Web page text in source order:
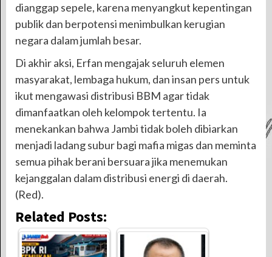
dianggap sepele, karena menyangkut kepentingan
publik dan berpotensi menimbulkan kerugian
negara dalam jumlah besar.
Di akhir aksi, Erfan mengajak seluruh elemen
masyarakat, lembaga hukum, dan insan pers untuk
ikut mengawasi distribusi BBM agar tidak
dimanfaatkan oleh kelompok tertentu. Ia
menekankan bahwa Jambi tidak boleh dibiarkan
menjadi ladang subur bagi mafia migas dan meminta
semua pihak berani bersuara jika menemukan
kejanggalan dalam distribusi energi di daerah.
(Red).
Related Posts: